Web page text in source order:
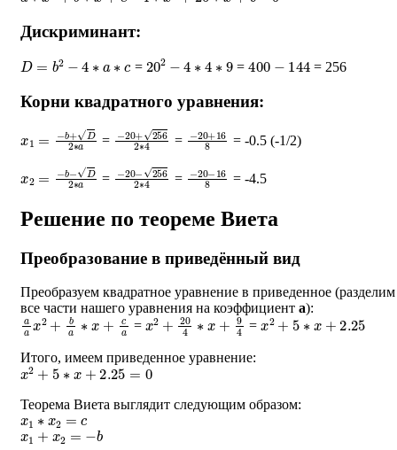
Дискриминант:
D= 2− a = 202 ∗ ∗ 9 = 400 144 = 256
Корни квадратного уравнения:
b+D2∗ = −20+256 ∗4
= −20+16 = -0.5 (-1/2)
− D2∗ = 20 −256 4
= 20 −16 = -4.5
Решение по теореме Виета
Преобразование в приведённый вид
Преобразуем квадратное уравнение в приведенное (разделим
все части нашего уравнения на коэффициент a):
aax2+ba∗x+ca = x2+204 ∗x+94 =x2+5∗x 2.25
Итого, имеем приведенное уравнение:
x2+5∗x+2.25=0
Теорема Виета выглядит следующим образом:
x1∗x2= c
x1 + x2 =− b